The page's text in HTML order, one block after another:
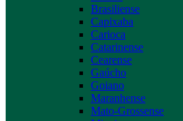
Brasiliense
Capixaba
Carioca
Catarinense
Cearense
Gaúcho
Goiano
Maranhense
Mato-Grossense